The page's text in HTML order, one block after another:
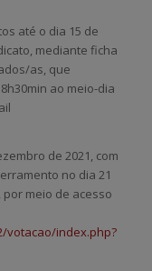
até o dia 15 de
mediante ficha
as, que
ao meio-dia
de 2021, com
no dia 21
meio de acesso
votacao/index.php?